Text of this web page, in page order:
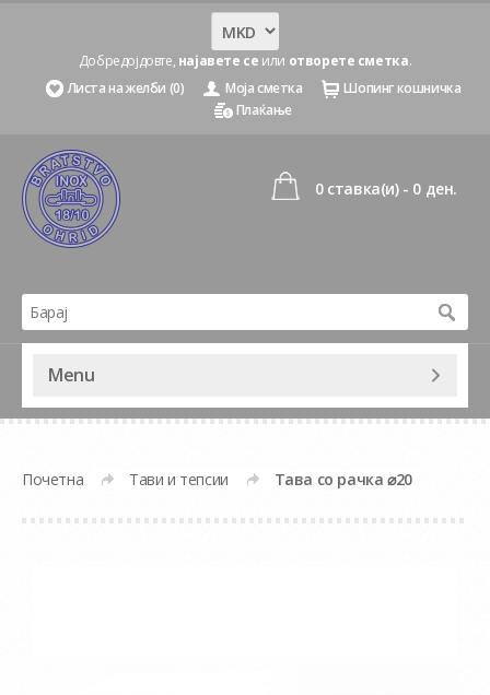
Добредојдовте, најавете се или отворете сметка.
Листа на желби (0)
Моја сметка
Шопинг кошничка
Плаќање
0 ставка(и) - 0 ден.
Menu
Почетна » Тави и тепсии Тава со рачка ⌀20